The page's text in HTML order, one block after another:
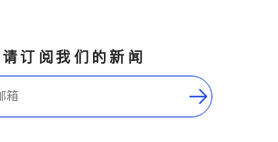
请订阅我们的新闻